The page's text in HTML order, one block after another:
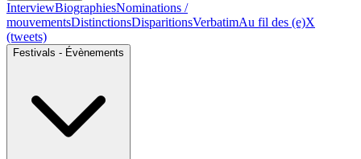
InterviewBiographiesNominations /
mouvementsDistinctionsDisparitionsVerbatimAu fil des (e)X
(tweets)
Festivals - Évènements